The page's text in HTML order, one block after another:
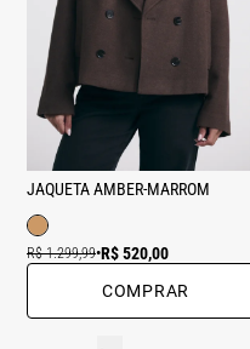
JAQUETA AMBER-MARROM
R$ 1.299,99•R$ 520,00
COMPRAR